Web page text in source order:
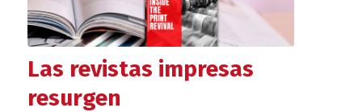
Las revistas impresas
resurgen